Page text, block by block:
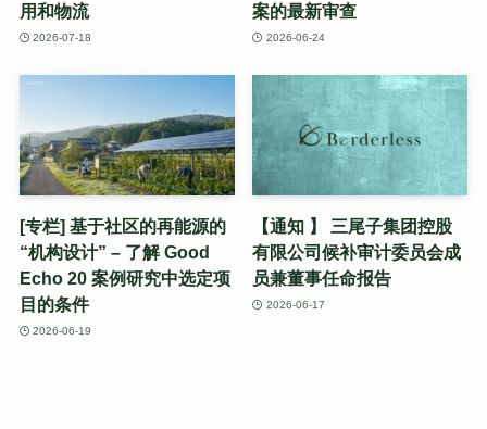
用和物流
2026-07-18
案的最新审查
2026-06-24
[专栏] 基于社区的再能源的
“机构设计” – 了解 Good
Echo 20 案例研究中选定项
目的条件
2026-06-19
【通知 】 三尾子集团控股
有限公司候补审计委员会成
员兼董事任命报告
2026-06-17